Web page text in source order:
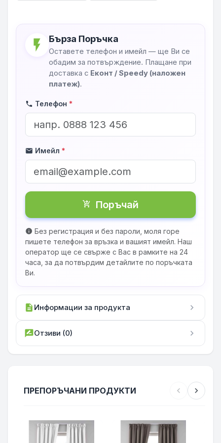
flash_on Бърза Поръчка
Оставете телефон и имейл — ще Ви се
обадим за потвърждение. Плащане при
доставка с Еконт / Speedy (наложен
платеж).
phone Телефон *
mail Имейл *
shopping_cart_checkout Поръчай
info Без регистрация и без пароли, моля горе
пишете телефон за връзка и вашият имейл. Наш
оператор ще се свърже с Вас в рамките на 24
часа, за да потвърдим детайлите по поръчката
Ви.
description Информации за продукта chevron_right
rate_reviewОтзиви (0) chevron_right
ПРЕПОРЪЧАНИ ПРОДУКТИ chevron_left chevron_right